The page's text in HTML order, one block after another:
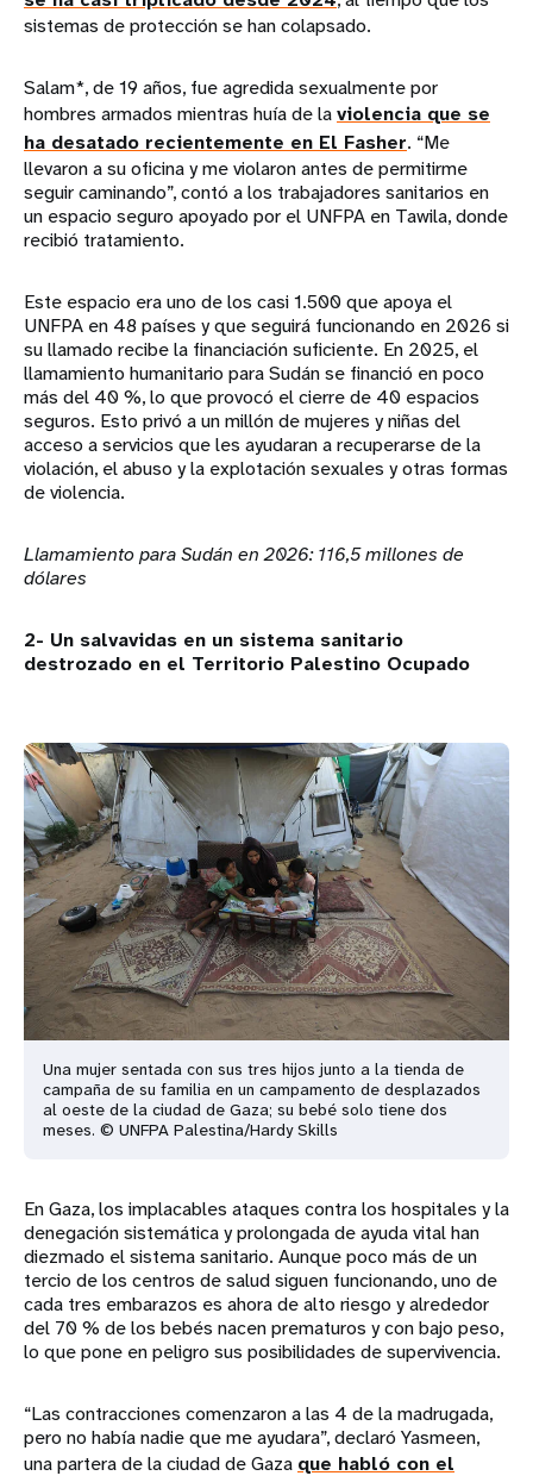
sistemas de protección se han colapsado.
Salam*, de 19 años, fue agredida sexualmente por
hombres armados mientras huía de laviolencia que se
ha desatado recientemente en El Fasher. “Me
llevaron a su oficina y me violaron antes de permitirme
seguir caminando”, contó a los trabajadores sanitarios en
un espacio seguro apoyado por el UNFPA en Tawila, donde
recibió tratamiento.
Este espacio era uno de los casi 1.500 que apoya el
UNFPA en 48 países y que seguirá funcionando en 2026 si
su llamado recibe la financiación suficiente. En 2025, el
llamamiento humanitario para Sudán se financió en poco
más del 40 %, lo que provocó el cierre de 40 espacios
seguros. Esto privó a un millón de mujeres y niñas del
acceso a servicios que les ayudaran a recuperarse de la
violación, el abuso y la explotación sexuales y otras formas
de violencia.
Llamamiento para Sudán en 2026: 116,5 millones de
dólares
2- Un salvavidas en un sistema sanitario
destrozado en el Territorio Palestino Ocupado
Una mujer sentada con sus tres hijos junto a la tienda de
campaña de su familia en un campamento de desplazados
al oeste de la ciudad de Gaza; su bebé solo tiene dos
meses. © UNFPA Palestina/Hardy Skills
En Gaza, los implacables ataques contra los hospitales y la
denegación sistemática y prolongada de ayuda vital han
diezmado el sistema sanitario. Aunque poco más de un
tercio de los centros de salud siguen funcionando, uno de
cada tres embarazos es ahora de alto riesgo y alrededor
del 70 % de los bebés nacen prematuros y con bajo peso,
lo que pone en peligro sus posibilidades de supervivencia.
“Las contracciones comenzaron a las 4 de la madrugada,
pero no había nadie que me ayudara”, declaró Yasmeen,
una partera de la ciudad de Gaza que habló con el